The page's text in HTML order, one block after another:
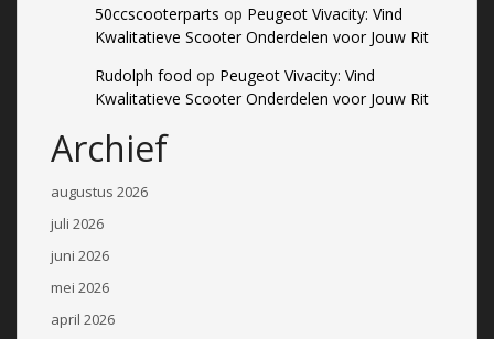
50ccscooterparts op Peugeot Vivacity: Vind
Kwalitatieve Scooter Onderdelen voor Jouw Rit
Rudolph food op Peugeot Vivacity: Vind
Kwalitatieve Scooter Onderdelen voor Jouw Rit
Archief
augustus 2026
juli 2026
juni 2026
mei 2026
april 2026